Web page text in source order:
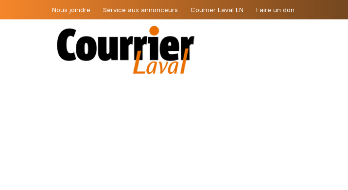
Nous joindre Service aux annonceurs Courrier Laval EN Faire un don